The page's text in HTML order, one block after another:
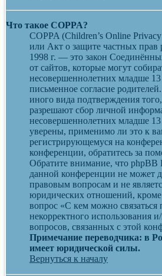
Что такое COPPA?
COPPA (Children’s Online
или Акт о защите частных прав
1998 г. — это закон
от сайтов, которые могут
несовершеннолетних младше 13
письменное согласие
иного вида подтверждения
разрешают сбор личной
несовершеннолетних младше
уверены, применимо ли это к
регистрирующемуся на
конференции, обратитесь за
Обратите внимание, что phpBB
данной конференции не может
правовым вопросам и не
юридических отношений, кроме
вопрос «С кем можно связаться
некорректного использования
вопросов, связанных с этой
Примечание переводчика: в
имеет юридической силы.
Вернуться к началу